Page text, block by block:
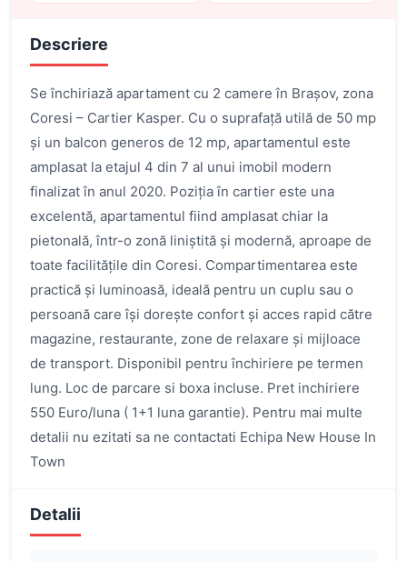
Descriere
Se închiriază apartament cu 2 camere în Brașov, zona
Coresi – Cartier Kasper. Cu o suprafață utilă de 50 mp
și un balcon generos de 12 mp, apartamentul este
amplasat la etajul 4 din 7 al unui imobil modern
finalizat în anul 2020. Poziția în cartier este una
excelentă, apartamentul fiind amplasat chiar la
pietonală, într-o zonă liniștită și modernă, aproape de
toate facilitățile din Coresi. Compartimentarea este
practică și luminoasă, ideală pentru un cuplu sau o
persoană care își dorește confort și acces rapid către
magazine, restaurante, zone de relaxare și mijloace
de transport. Disponibil pentru închiriere pe termen
lung. Loc de parcare si boxa incluse. Pret inchiriere
550 Euro/luna ( 1+1 luna garantie). Pentru mai multe
detalii nu ezitati sa ne contactati Echipa New House In
Town
Detalii